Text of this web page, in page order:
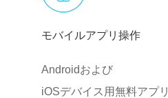
モバイルアプリ操作
Androidおよび
iOSデバイス用無料アプリ